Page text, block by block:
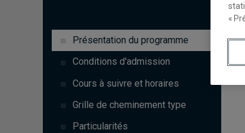
Présentation du programme
Conditions d'admission
Cours à suivre et horaires
Grille de cheminement type
Particularités
«